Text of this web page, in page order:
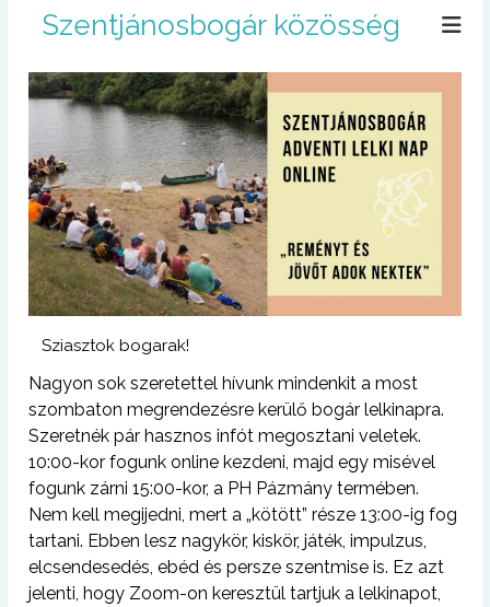
Szentjánosbogár közösség
Sziasztok bogarak!
Nagyon sok szeretettel hívunk mindenkit a most
szombaton megrendezésre kerülő bogár lelkinapra.
Szeretnék pár hasznos infót megosztani veletek.
10:00-kor fogunk online kezdeni, majd egy misével
fogunk zárni 15:00-kor, a PH Pázmány termében.
Nem kell megijedni, mert a „kötött” része 13:00-ig fog
tartani. Ebben lesz nagykör, kiskör, játék, impulzus,
elcsendesedés, ebéd és persze szentmise is. Ez azt
jelenti, hogy Zoom-on keresztül tartjuk a lelkinapot,